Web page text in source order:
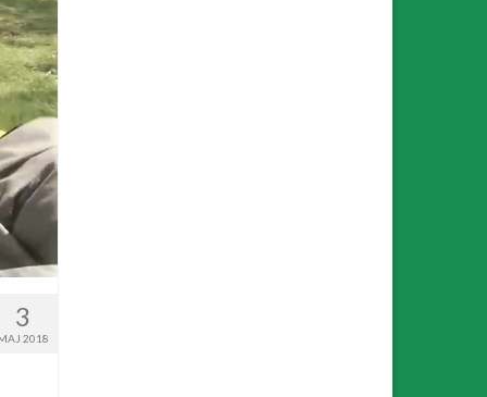
3
2018